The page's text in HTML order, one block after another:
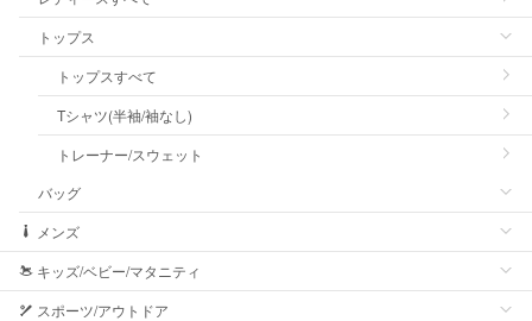
トップス
トップスすべて
Tシャツ(半袖/袖なし)
トレーナー/スウェット
バッグ
メンズ
キッズ/ベビー/マタニティ
スポーツ/アウトドア